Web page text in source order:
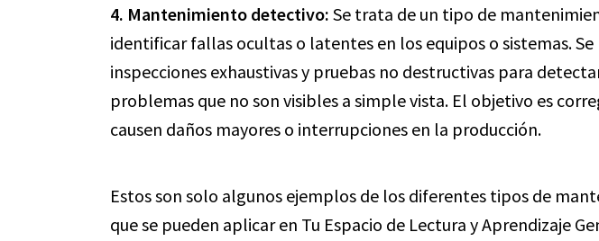
4. Mantenimiento detectivo: Se trata de un tipo de
identificar fallas ocultas o latentes en los equipos o sistemas. Se
inspecciones exhaustivas y pruebas no destructivas para
problemas que no son visibles a simple vista. El objetivo es
causen daños mayores o interrupciones en la producción.
Estos son solo algunos ejemplos de los diferentes tipos de
que se pueden aplicar en Tu Espacio de Lectura y Aprendizaje